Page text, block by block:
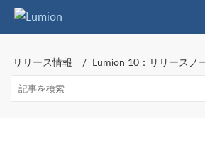
リリース情報 Lumion 10：リリースノ